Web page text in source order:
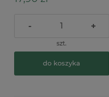
- +
szt.
do koszyka